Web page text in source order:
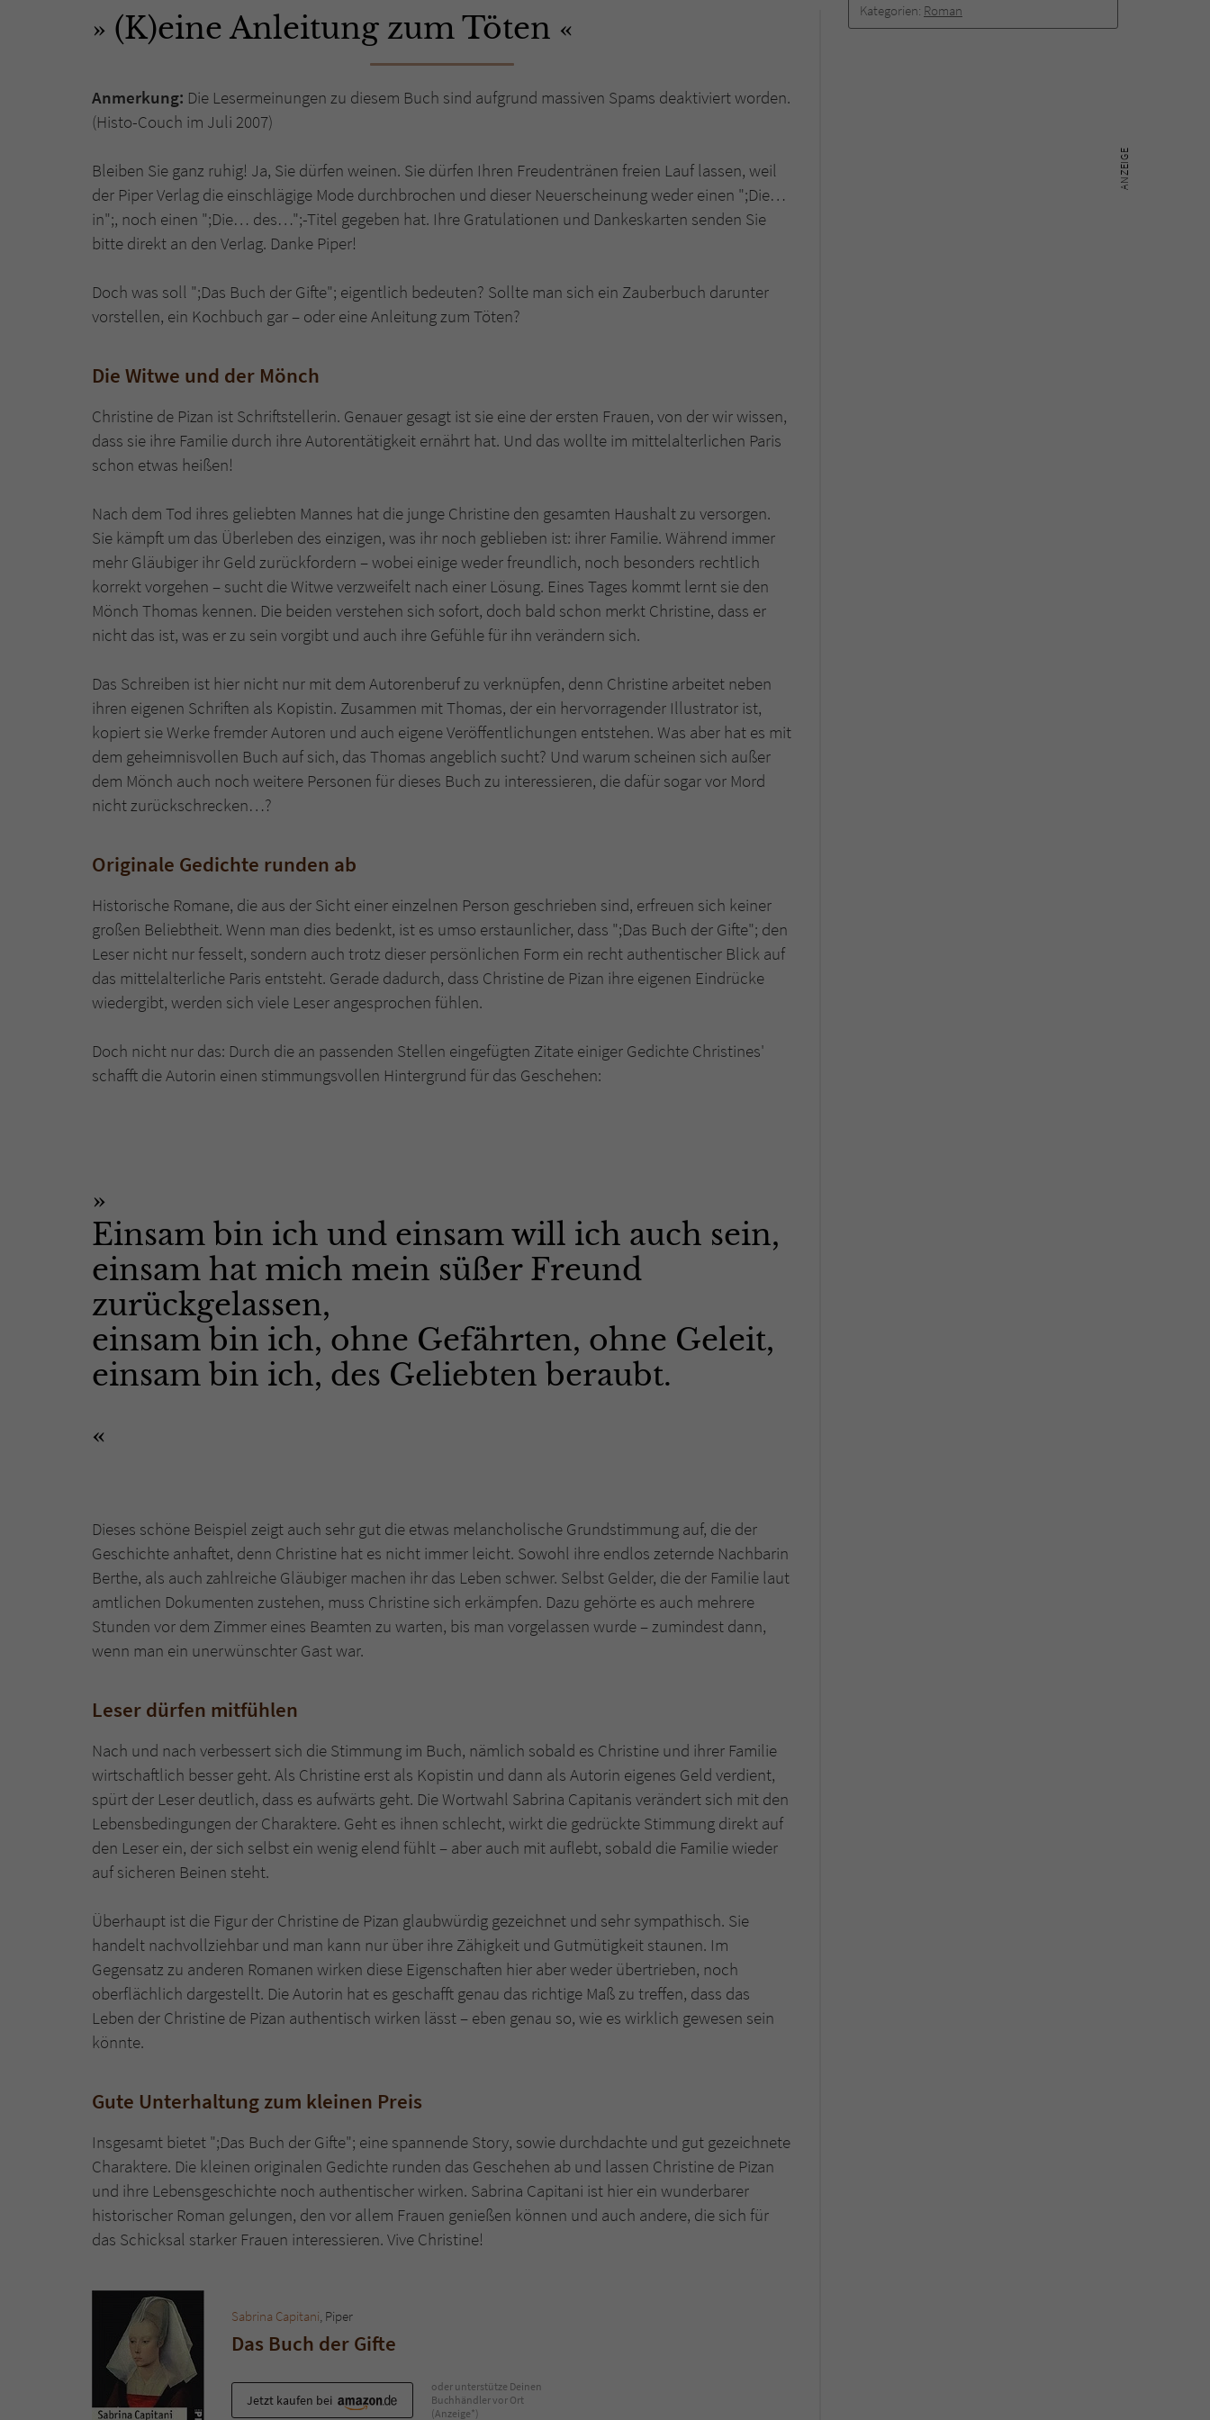
Kategorien: Roman
(K)eine Anleitung zum Töten
Anmerkung: Die Lesermeinungen zu diesem Buch sind aufgrund massiven Spams deaktiviert worden.
(Histo-Couch im Juli 2007)
Bleiben Sie ganz ruhig! Ja, Sie dürfen weinen. Sie dürfen Ihren Freudentränen freien Lauf lassen, weil
der Piper Verlag die einschlägige Mode durchbrochen und dieser Neuerscheinung weder einen ";Die…
in";, noch einen ";Die… des…";-Titel gegeben hat. Ihre Gratulationen und Dankeskarten senden Sie
bitte direkt an den Verlag. Danke Piper!
Doch was soll ";Das Buch der Gifte"; eigentlich bedeuten? Sollte man sich ein Zauberbuch darunter
vorstellen, ein Kochbuch gar – oder eine Anleitung zum Töten?
Die Witwe und der Mönch
Christine de Pizan ist Schriftstellerin. Genauer gesagt ist sie eine der ersten Frauen, von der wir wissen,
dass sie ihre Familie durch ihre Autorentätigkeit ernährt hat. Und das wollte im mittelalterlichen Paris
schon etwas heißen!
Nach dem Tod ihres geliebten Mannes hat die junge Christine den gesamten Haushalt zu versorgen.
Sie kämpft um das Überleben des einzigen, was ihr noch geblieben ist: ihrer Familie. Während immer
mehr Gläubiger ihr Geld zurückfordern – wobei einige weder freundlich, noch besonders rechtlich
korrekt vorgehen – sucht die Witwe verzweifelt nach einer Lösung. Eines Tages kommt lernt sie den
Mönch Thomas kennen. Die beiden verstehen sich sofort, doch bald schon merkt Christine, dass er
nicht das ist, was er zu sein vorgibt und auch ihre Gefühle für ihn verändern sich.
Das Schreiben ist hier nicht nur mit dem Autorenberuf zu verknüpfen, denn Christine arbeitet neben
ihren eigenen Schriften als Kopistin. Zusammen mit Thomas, der ein hervorragender Illustrator ist,
kopiert sie Werke fremder Autoren und auch eigene Veröffentlichungen entstehen. Was aber hat es mit
dem geheimnisvollen Buch auf sich, das Thomas angeblich sucht? Und warum scheinen sich außer
dem Mönch auch noch weitere Personen für dieses Buch zu interessieren, die dafür sogar vor Mord
nicht zurückschrecken…?
Originale Gedichte runden ab
Historische Romane, die aus der Sicht einer einzelnen Person geschrieben sind, erfreuen sich keiner
großen Beliebtheit. Wenn man dies bedenkt, ist es umso erstaunlicher, dass ";Das Buch der Gifte"; den
Leser nicht nur fesselt, sondern auch trotz dieser persönlichen Form ein recht authentischer Blick auf
das mittelalterliche Paris entsteht. Gerade dadurch, dass Christine de Pizan ihre eigenen Eindrücke
wiedergibt, werden sich viele Leser angesprochen fühlen.
Doch nicht nur das: Durch die an passenden Stellen eingefügten Zitate einiger Gedichte Christines'
schafft die Autorin einen stimmungsvollen Hintergrund für das Geschehen:
Einsam bin ich und einsam will ich auch sein,
einsam hat mich mein süßer Freund
zurückgelassen,
einsam bin ich, ohne Gefährten, ohne Geleit,
einsam bin ich, des Geliebten beraubt.
Dieses schöne Beispiel zeigt auch sehr gut die etwas melancholische Grundstimmung auf, die der
Geschichte anhaftet, denn Christine hat es nicht immer leicht. Sowohl ihre endlos zeternde Nachbarin
Berthe, als auch zahlreiche Gläubiger machen ihr das Leben schwer. Selbst Gelder, die der Familie laut
amtlichen Dokumenten zustehen, muss Christine sich erkämpfen. Dazu gehörte es auch mehrere
Stunden vor dem Zimmer eines Beamten zu warten, bis man vorgelassen wurde – zumindest dann,
wenn man ein unerwünschter Gast war.
Leser dürfen mitfühlen
Nach und nach verbessert sich die Stimmung im Buch, nämlich sobald es Christine und ihrer Familie
wirtschaftlich besser geht. Als Christine erst als Kopistin und dann als Autorin eigenes Geld verdient,
spürt der Leser deutlich, dass es aufwärts geht. Die Wortwahl Sabrina Capitanis verändert sich mit den
Lebensbedingungen der Charaktere. Geht es ihnen schlecht, wirkt die gedrückte Stimmung direkt auf
den Leser ein, der sich selbst ein wenig elend fühlt – aber auch mit auflebt, sobald die Familie wieder
auf sicheren Beinen steht.
Überhaupt ist die Figur der Christine de Pizan glaubwürdig gezeichnet und sehr sympathisch. Sie
handelt nachvollziehbar und man kann nur über ihre Zähigkeit und Gutmütigkeit staunen. Im
Gegensatz zu anderen Romanen wirken diese Eigenschaften hier aber weder übertrieben, noch
oberflächlich dargestellt. Die Autorin hat es geschafft genau das richtige Maß zu treffen, dass das
Leben der Christine de Pizan authentisch wirken lässt – eben genau so, wie es wirklich gewesen sein
könnte.
Gute Unterhaltung zum kleinen Preis
Insgesamt bietet ";Das Buch der Gifte"; eine spannende Story, sowie durchdachte und gut gezeichnete
Charaktere. Die kleinen originalen Gedichte runden das Geschehen ab und lassen Christine de Pizan
und ihre Lebensgeschichte noch authentischer wirken. Sabrina Capitani ist hier ein wunderbarer
historischer Roman gelungen, den vor allem Frauen genießen können und auch andere, die sich für
das Schicksal starker Frauen interessieren. Vive Christine!
Sabrina Capitani, Piper
Das Buch der Gifte
Jetzt kaufen bei
oder unterstütze Deinen
Buchhändler vor Ort
(Anzeige*)
Name tx_pwcomments_ahash
Zweck Cookie für Kommentare einzelner Buchtitel
Name fe_typo_user
Session
überprüfen.